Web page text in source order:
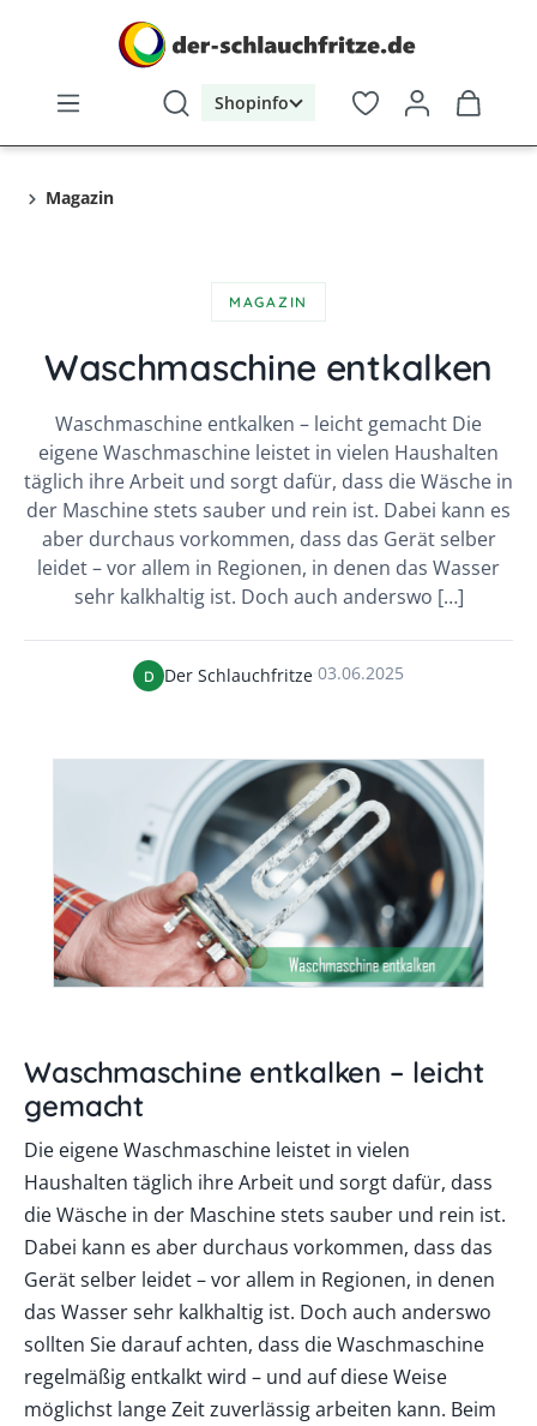
Shopinfo
Magazin
MAGAZIN
Waschmaschine entkalken
Waschmaschine entkalken – leicht gemacht Die
eigene Waschmaschine leistet in vielen Haushalten
täglich ihre Arbeit und sorgt dafür, dass die Wäsche in
der Maschine stets sauber und rein ist. Dabei kann es
aber durchaus vorkommen, dass das Gerät selber
leidet – vor allem in Regionen, in denen das Wasser
sehr kalkhaltig ist. Doch auch anderswo […]
D Der Schlauchfritze 03.06.2025
Waschmaschine entkalken – leicht
gemacht
Die eigene Waschmaschine leistet in vielen
Haushalten täglich ihre Arbeit und sorgt dafür, dass
die Wäsche in der Maschine stets sauber und rein ist.
Dabei kann es aber durchaus vorkommen, dass das
Gerät selber leidet – vor allem in Regionen, in denen
das Wasser sehr kalkhaltig ist. Doch auch anderswo
sollten Sie darauf achten, dass die Waschmaschine
regelmäßig entkalkt wird – und auf diese Weise
möglichst lange Zeit zuverlässig arbeiten kann. Beim